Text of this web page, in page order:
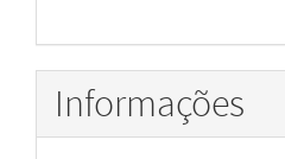
Informações